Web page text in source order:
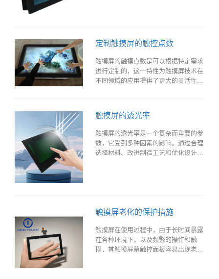
定制触摸屏的触控点数
触摸屏的触摸点数是可以根据特定需求
进行定制的，这一特性为触摸屏技术在
不同领域的应用提供了更大的灵活性和
触摸屏的透光率
触摸屏的透光率是一个复杂而重要的参
数，它受到多种因素的影响。通过合理
选择材料、改进制造工艺和优化设计等
触摸屏老化的保护措施
触摸屏在使用过程中，由于长时间暴露
在各种环境下，以及频繁的操作和触
摸，其触摸屏幕触控面板容易出现老化